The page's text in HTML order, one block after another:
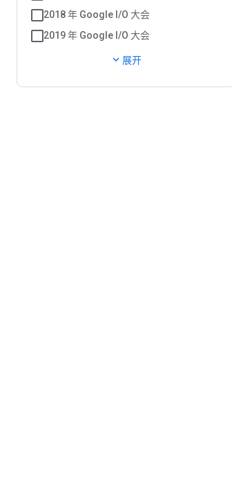
2018 年 Google I/O 大会
2019 年 Google I/O 大会
expand_more 展开